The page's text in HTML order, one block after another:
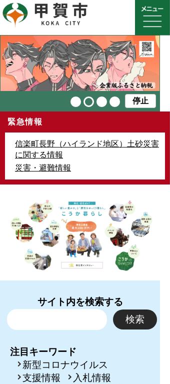
停止
緊急情報
信楽町長野（ハイランド地区）土砂災害
に関する情報
災害・避難情報
サイト内を検索する
注目キーワード
新型コロナウイルス
支援情報
入札情報